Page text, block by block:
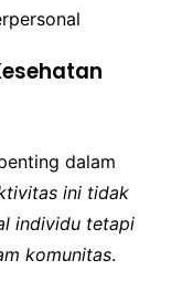
dalam
ini tidak
individu tetapi
komunitas.